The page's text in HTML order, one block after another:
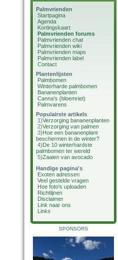
Palmvrienden
Startpagina
Agenda
Kortingskaart
Palmvrienden forums
Palmvrienden chat
Palmvrienden wiki
Palmvrienden maps
Palmvrienden label
Contact
Plantenlijsten
Palmbomen
Winterharde palmbomen
Bananenplanten
Canna's (bloemriet)
Palmvarens
Populairste artikels
1)Verzorging bananenplanten
2)Verzorging van palmen
3)Hoe een bananenplant
beschermen in de winter?
4)De 10 winterhardste
palmbomen ter wereld
5)Zaaien van avocado
Handige pagina's
Exoten adressen
Veel gestelde vragen
Hoe foto's uploaden
Richtlijnen
Disclaimer
Link naar ons
Links
SPONSORS